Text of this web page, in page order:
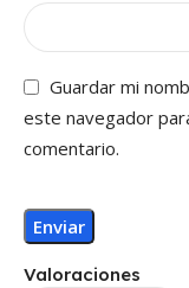
Valoraciones
Guardar mi
este navegador
comentario.